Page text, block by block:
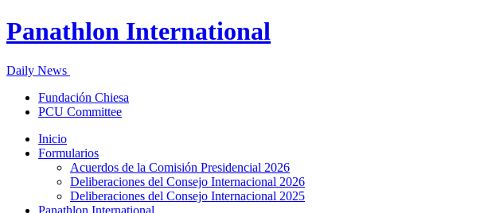
Panathlon International
Daily News
Fundación Chiesa
PCU Committee
Inicio
Formularios
Acuerdos de la Comisión Presidencial 2026
Deliberaciones del Consejo Internacional 2026
Deliberaciones del Consejo Internacional 2025
Panathlon International